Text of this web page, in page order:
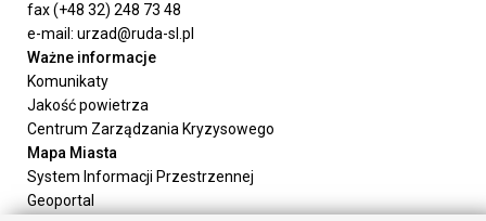
fax (+48 32) 248 73 48
e-mail: urzad@ruda-sl.pl
Ważne informacje
Komunikaty
Jakość powietrza
Centrum Zarządzania Kryzysowego
Mapa Miasta
System Informacji Przestrzennej
Geoportal